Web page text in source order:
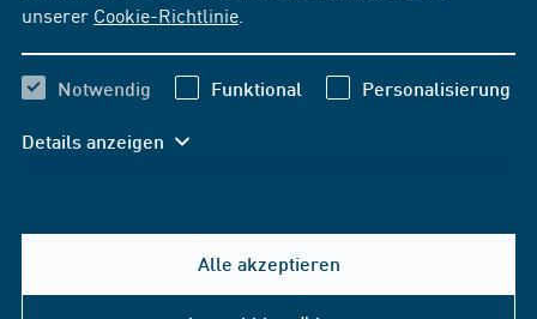
unserer Cookie-Richtlinie
Notwendig Funktional Personalisierung
Details anzeigen
Alle akzeptieren
Hilfe & Kontakt